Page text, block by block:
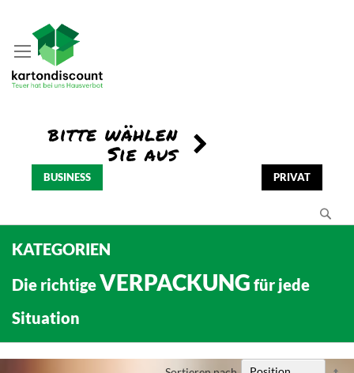
BUSINESS PRIVAT
KATEGORIEN
Die richtigeVERPACKUNG für jede
Situation